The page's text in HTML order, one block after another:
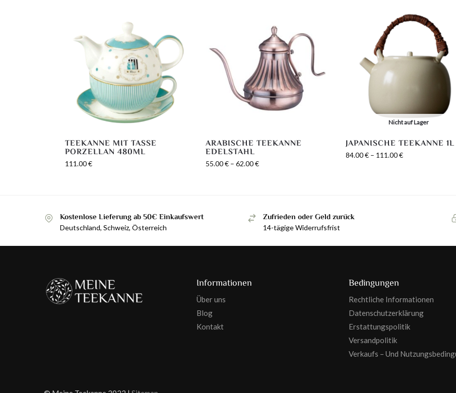
TEEKANNE MIT TASSE
PORZELLAN 480ML
111.00€
ARABISCHE TEEKANNE
EDELSTAHL
55.00€ – 62.00€
Nicht auf Lager
JAPANISCHE TEEKANNE 1L
84.00€ – 111.00€
Kostenlose Lieferung ab 50€ Einkaufswert
Deutschland, Schweiz, Österreich
Zufrieden oder Geld zurück
14-tägige Widerrufsfrist
Informationen
Über uns
Blog
Kontakt
Bedingungen
Rechtliche Informationen
Datenschutzerklärung
Erstattungspolitik
Versandpolitik
Verkaufs – Und